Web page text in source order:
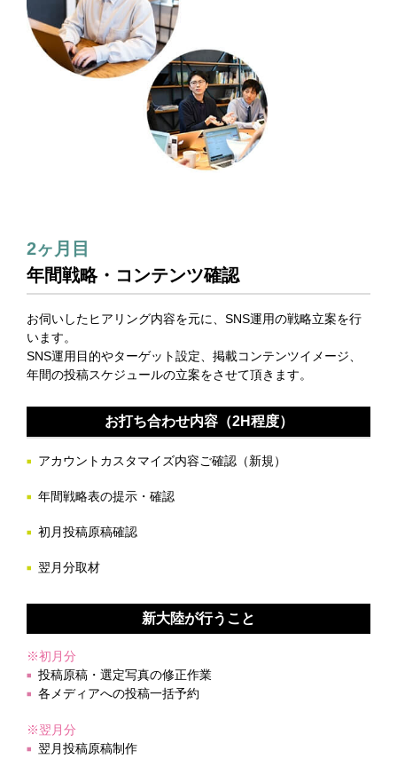
2ヶ月目
年間戦略・コンテンツ確認
お伺いしたヒアリング内容を元に、SNS運用の戦略立案を行
います。
SNS運用目的やターゲット設定、掲載コンテンツイメージ、
年間の投稿スケジュールの立案をさせて頂きます。
お打ち合わせ内容（2H程度）
アカウントカスタマイズ内容ご確認（新規）
年間戦略表の提示・確認
初月投稿原稿確認
翌月分取材
新大陸が行うこと
※初月分
投稿原稿・選定写真の修正作業
各メディアへの投稿一括予約
※翌月分
翌月投稿原稿制作